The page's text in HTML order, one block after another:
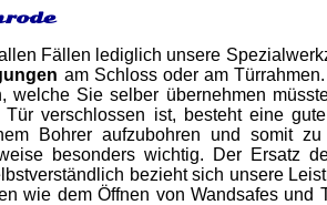
Fällen lediglich unsere
am Schloss oder am
welche Sie selber übernehmen
verschlossen ist, besteht eine
Bohrer aufzubohren und somit
besonders wichtig. Der Ersatz
bezieht sich unsere
wie dem Öffnen von Wandsafes und